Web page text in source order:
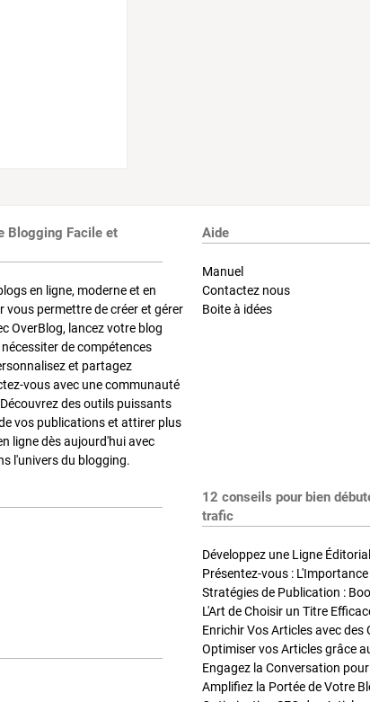
Blogging Facile et
en ligne, moderne et en
permettre de créer et gérer
OverBlog, lancez votre blog
de compétences
et partagez
vous avec une communauté
des outils puissants
vos publications et attirer plus
ligne dès aujourd'hui avec
l'univers du blogging.
Aide
Manuel
Contactez nous
Boite à idées
12 conseils pour bien
trafic
Développez une Ligne
Présentez-vous :
L'Art de Choisir un Titre
Optimiser vos Articles grâce
Engagez la Conversation
Amplifiez la Portée de Votre